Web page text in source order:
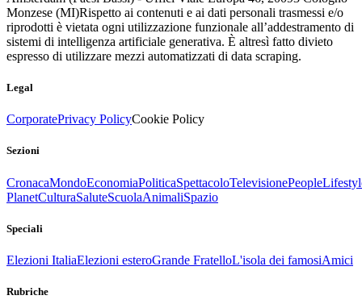
Monzese (MI)Rispetto ai contenuti e ai dati personali trasmessi e/o
riprodotti è vietata ogni utilizzazione funzionale all’addestramento di
sistemi di intelligenza artificiale generativa. È altresì fatto divieto
espresso di utilizzare mezzi automatizzati di data scraping.
Legal
CorporatePrivacy PolicyCookie Policy
Sezioni
CronacaMondoEconomiaPoliticaSpettacoloTelevisionePeople
PlanetCulturaSaluteScuolaAnimaliSpazio
Speciali
Elezioni ItaliaElezioni esteroGrande FratelloL'isola dei famosiAmici
Rubriche